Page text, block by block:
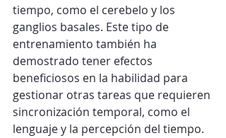
tiempo, como el cerebelo y los
ganglios basales. Este tipo de
entrenamiento también ha
demostrado tener efectos
beneficiosos en la habilidad para
gestionar otras tareas que requieren
sincronización temporal, como el
lenguaje y la percepción del tiempo.